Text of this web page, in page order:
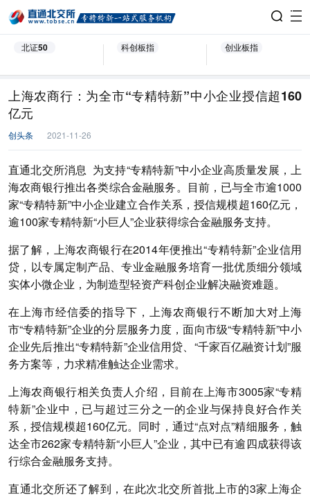
北证50 科创板指 创业板指
上海农商行：为全市“专精特新”中小企业授信超160
亿元
创头条 2021-11-26
直通北交所消息 为支持“专精特新”中小企业高质量发展，上
海农商银行推出各类综合金融服务。目前，已与全市逾1000
家“专精特新”中小企业建立合作关系，授信规模超160亿元，
逾100家专精特新“小巨人”企业获得综合金融服务支持。
据了解，上海农商银行在2014年便推出“专精特新”企业信用
贷，以专属定制产品、专业金融服务培育一批优质细分领域
实体小微企业，为制造型轻资产科创企业解决融资难题。
在上海市经信委的指导下，上海农商银行不断加大对上海
市“专精特新”企业的分层服务力度，面向市级“专精特新”中小
企业先后推出“专精特新”企业信用贷、“千家百亿融资计划”服
务方案等，力求精准触达企业需求。
上海农商银行相关负责人介绍，目前在上海市3005家“专精
特新”企业中，已与超过三分之一的企业与保持良好合作关
系，授信规模超160亿元。同时，通过“点对点”精细服务，触
达全市262家专精特新“小巨人”企业，其中已有逾四成获得该
行综合金融服务支持。
直通北交所还了解到，在此次北交所首批上市的3家上海企